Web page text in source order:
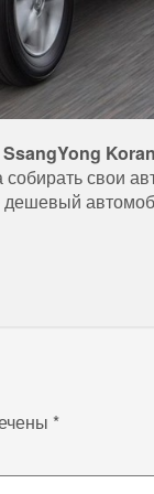
свои
дешевый
*